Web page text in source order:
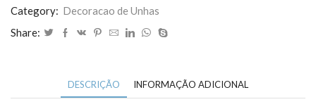
Pérola
Unha
Category: Decoracao de Unhas
Share:
DESCRIÇÃO INFORMAÇÃO ADICIONAL